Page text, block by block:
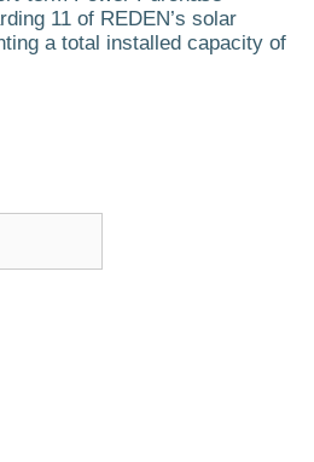
11 of REDEN’s solar
a total installed capacity of